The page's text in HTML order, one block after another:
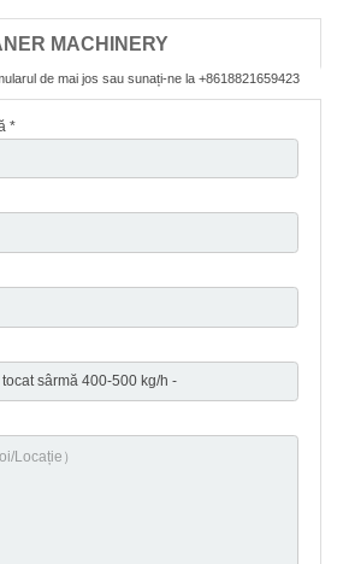
MACHINERY
de mai jos sau sunați-ne la +8618821659423
*